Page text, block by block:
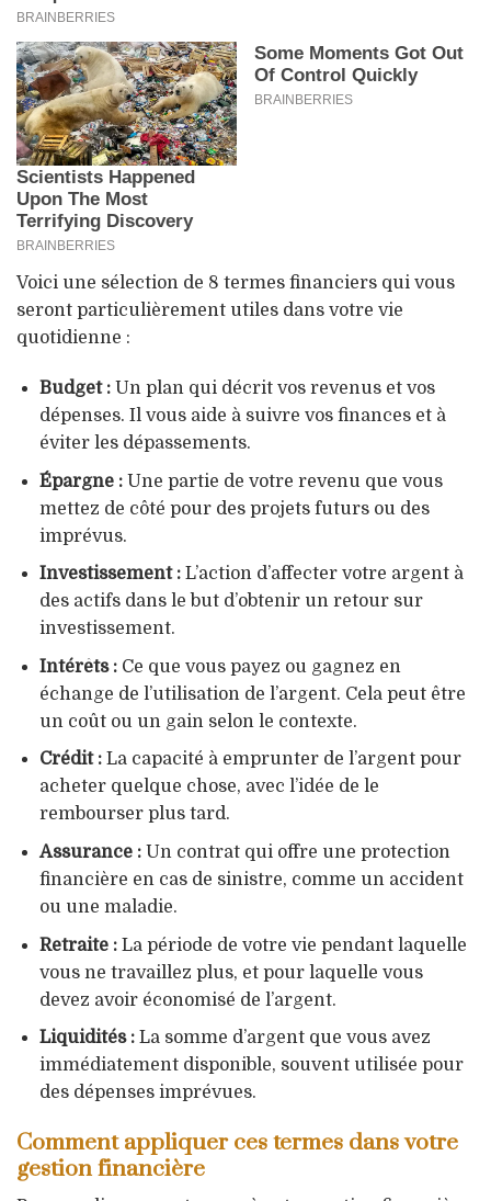
Voici une sélection de 8 termes financiers qui vous
seront particulièrement utiles dans votre vie
quotidienne :
Budget :Un plan qui décrit vos revenus et vos
dépenses. Il vous aide à suivre vos finances et à
éviter les dépassements.
Épargne :Une partie de votre revenu que vous
mettez de côté pour des projets futurs ou des
imprévus.
Investissement :L’action d’affecter votre argent à
des actifs dans le but d’obtenir un retour sur
investissement.
Intérêts :Ce que vous payez ou gagnez en
échange de l’utilisation de l’argent. Cela peut être
un coût ou un gain selon le contexte.
Crédit :La capacité à emprunter de l’argent pour
acheter quelque chose, avec l’idée de le
rembourser plus tard.
Assurance :Un contrat qui offre une protection
financière en cas de sinistre, comme un accident
ou une maladie.
Retraite :La période de votre vie pendant laquelle
vous ne travaillez plus, et pour laquelle vous
devez avoir économisé de l’argent.
Liquidités :La somme d’argent que vous avez
immédiatement disponible, souvent utilisée pour
des dépenses imprévues.
Comment appliquer ces termes dans votre
gestion financière